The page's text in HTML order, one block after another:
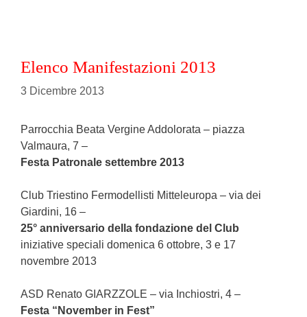
Elenco Manifestazioni 2013
3 Dicembre 2013
Parrocchia Beata Vergine Addolorata – piazza
Valmaura, 7 –
Festa Patronale settembre 2013
Club Triestino Fermodellisti Mitteleuropa – via dei
Giardini, 16 –
25° anniversario della fondazione del Club
iniziative speciali domenica 6 ottobre, 3 e 17
novembre 2013
ASD Renato GIARZZOLE – via Inchiostri, 4 –
Festa “November in Fest”